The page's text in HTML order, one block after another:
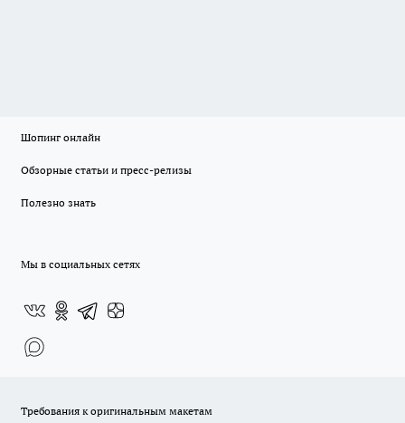
Шопинг онлайн
Обзорные статьи и пресс-релизы
Полезно знать
Мы в социальных сетях
Требования к оригинальным макетам